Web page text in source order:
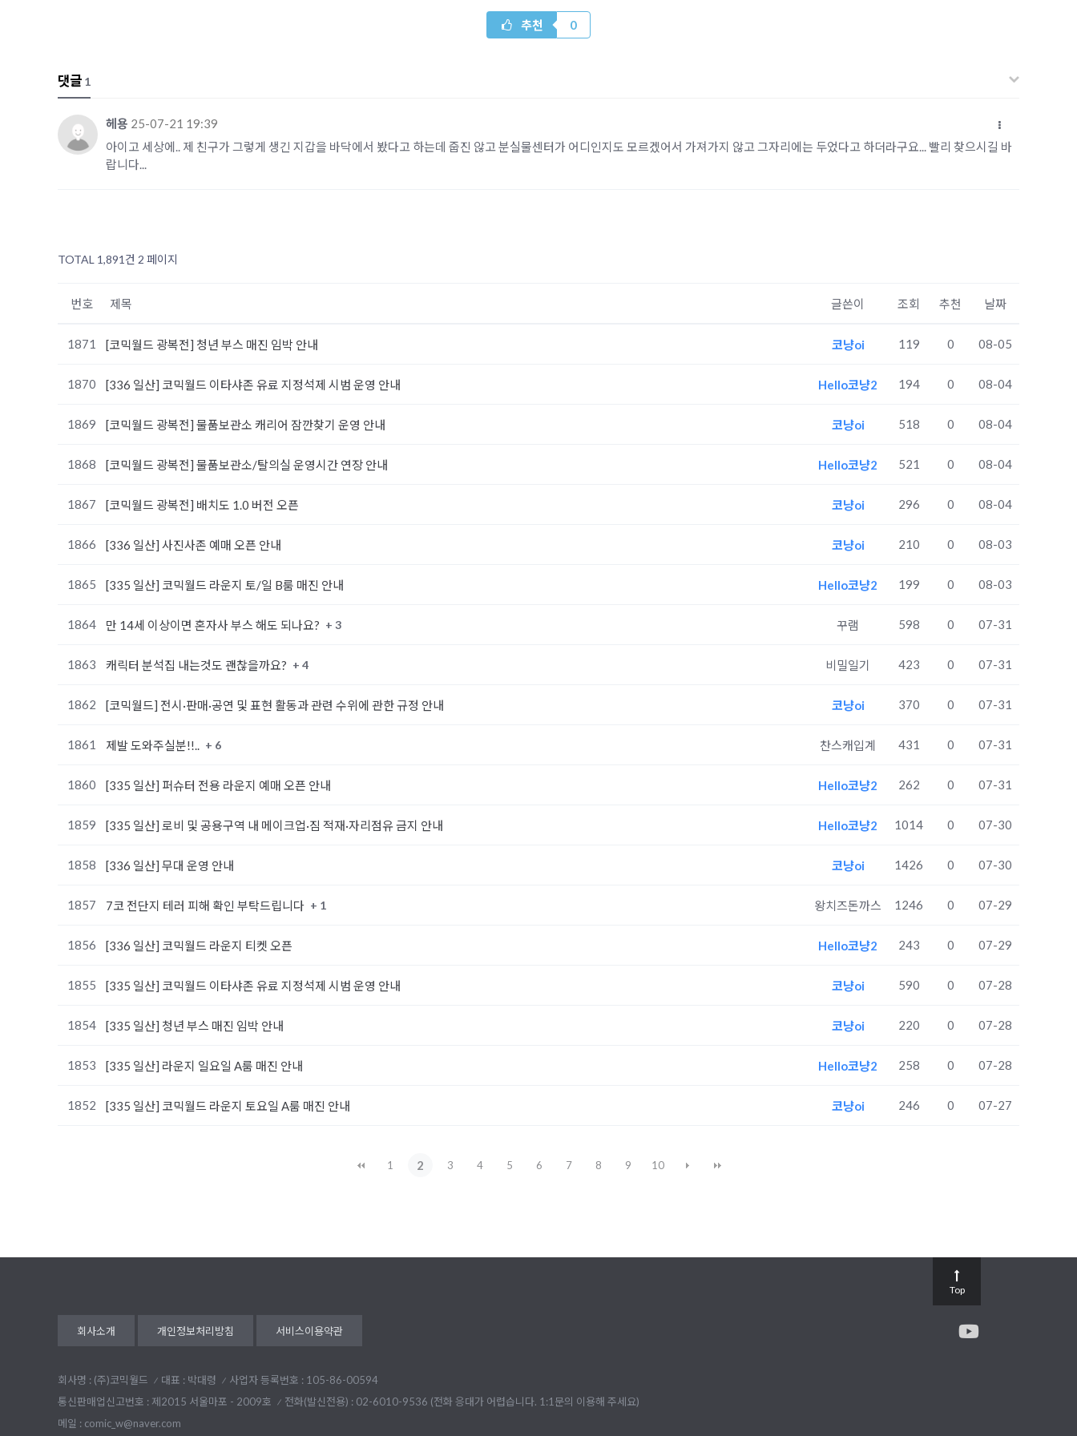
추천 0
댓글 1
헤용 25-07-21 19:39
아이고 세상에.. 제 친구가 그렇게 생긴 지갑을 바닥에서 봤다고 하는데 줍진 않고 분실물센터가 어디인지도 모르겠어서 가져가지 않고 그자리에는 두었다고 하더라구요... 빨리 찾으시길 바
랍니다...
TOTAL 1,891건 2 페이지
번호 제목 글쓴이 조회 추천 날짜
1871 [코믹월드 광복전] 청년 부스 매진 임박 안내 코냥oi 119 0 08-05
1870 [336 일산] 코믹월드 이타샤존 유료 지정석제 시범 운영 안내 Hello코냥2 194 0 08-04
1869 [코믹월드 광복전] 물품보관소 캐리어 잠깐찾기 운영 안내 코냥oi 518 0 08-04
1868 [코믹월드 광복전] 물품보관소/탈의실 운영시간 연장 안내 Hello코냥2 521 0 08-04
1867 [코믹월드 광복전] 배치도 1.0 버전 오픈 코냥oi 296 0 08-04
1866 [336 일산] 사진사존 예매 오픈 안내 코냥oi 210 0 08-03
1865 [335 일산] 코믹월드 라운지 토/일 B룸 매진 안내 Hello코냥2 199 0 08-03
1864 만 14세 이상이면 혼자사 부스 해도 되나요? + 3 꾸램 598 0 07-31
1863 캐릭터 분석집 내는것도 괜찮을까요? + 4 비밀일기 423 0 07-31
1862 [코믹월드] 전시·판매·공연 및 표현 활동과 관련 수위에 관한 규정 안내 코냥oi 370 0 07-31
1861 제발 도와주실분!!.. + 6 찬스캐입계 431 0 07-31
1860 [335 일산] 퍼슈터 전용 라운지 예매 오픈 안내 Hello코냥2 262 0 07-31
1859 [335 일산] 로비 및 공용구역 내 메이크업·짐 적재·자리점유 금지 안내 Hello코냥2 1014 0 07-30
1858 [336 일산] 무대 운영 안내 코냥oi 1426 0 07-30
1857 7코 전단지 테러 피해 확인 부탁드립니다 + 1 왕치즈돈까스 1246 0 07-29
1856 [336 일산] 코믹월드 라운지 티켓 오픈 Hello코냥2 243 0 07-29
1855 [335 일산] 코믹월드 이타샤존 유료 지정석제 시범 운영 안내 코냥oi 590 0 07-28
1854 [335 일산] 청년 부스 매진 임박 안내 코냥oi 220 0 07-28
1853 [335 일산] 라운지 일요일 A룸 매진 안내 Hello코냥2 258 0 07-28
1852 [335 일산] 코믹월드 라운지 토요일 A룸 매진 안내 코냥oi 246 0 07-27
1 2 3 4 5 6 7 8 9 10
회사소개 개인정보처리방침 서비스이용약관
회사명 : (주)코믹월드 대표 : 박대령
사업자 등록번호 : 105-86-00594
통신판매업신고번호 : 제2015 서울마포 - 2009호
전화(발신전용) : 02-6010-9536 (전화 응대가 어렵습니다. 1:1문의 이용해 주세요)
메일 : comic_w@naver.com
Top